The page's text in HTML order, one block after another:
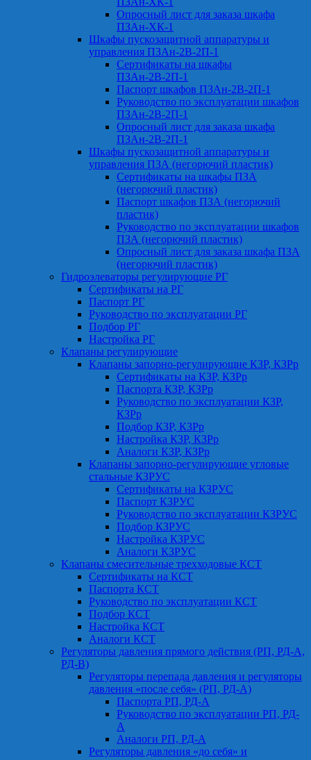
Опросный лист для заказа шкафа
ПЗАн-ХК-1
Шкафы пускозащитной аппаратуры и
управления ПЗАн-2В-2П-1
Сертификаты на шкафы
ПЗАн-2В-2П-1
Паспорт шкафов ПЗАн-2В-2П-1
Руководство по эксплуатации шкафов
ПЗАн-2В-2П-1
Опросный лист для заказа шкафа
ПЗАн-2В-2П-1
Шкафы пускозащитной аппаратуры и
управления ПЗА (негорючий пластик)
Сертификаты на шкафы ПЗА
(негорючий пластик)
Паспорт шкафов ПЗА (негорючий
пластик)
Руководство по эксплуатации шкафов
ПЗА (негорючий пластик)
Опросный лист для заказа шкафа ПЗА
(негорючий пластик)
Гидроэлеваторы регулирующие РГ
Сертификаты на РГ
Паспорт РГ
Руководство по эксплуатации РГ
Подбор РГ
Настройка РГ
Клапаны регулирующие
Клапаны запорно-регулирующие КЗР, КЗРр
Сертификаты на КЗР, КЗРр
Паспорта КЗР, КЗРр
Руководство по эксплуатации КЗР,
КЗРр
Подбор КЗР, КЗРр
Настройка КЗР, КЗРр
Аналоги КЗР, КЗРр
Клапаны запорно-регулирующие угловые
стальные КЗРУС
Сертификаты на КЗРУС
Паспорт КЗРУС
Руководство по эксплуатации КЗРУС
Подбор КЗРУС
Настройка КЗРУС
Аналоги КЗРУС
Клапаны смесительные трехходовые КСТ
Сертификаты на КСТ
Паспорта КСТ
Руководство по эксплуатации КСТ
Подбор КСТ
Настройка КСТ
Аналоги КСТ
Регуляторы давления прямого действия (РП, РД-А,
РД-В)
Регуляторы перепада давления и регуляторы
давления «после себя» (РП, РД-А)
Паспорта РП, РД-А
Руководство по эксплуатации РП, РД-
А
Аналоги РП, РД-А
Регуляторы давления «до себя» и